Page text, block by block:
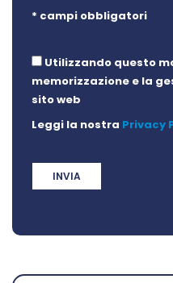
* campi obbligatori
Utilizzando questo
memorizzazione e la
sito web
Leggi la nostra Privacy